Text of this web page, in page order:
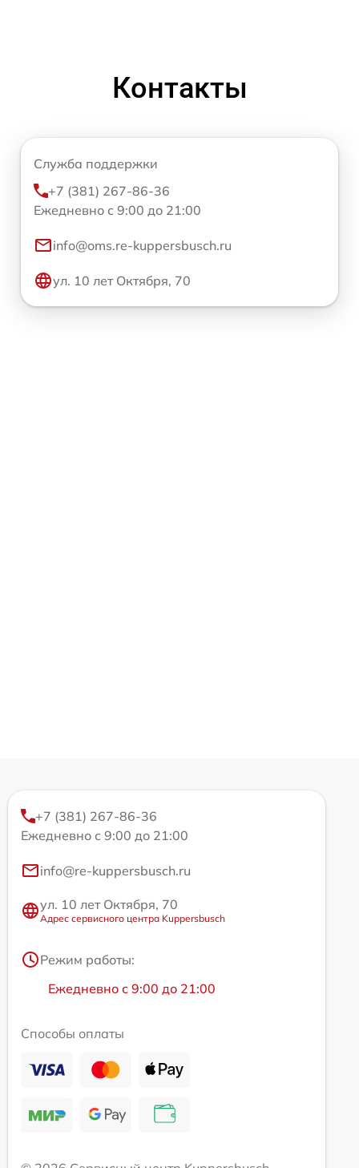
Контакты
Служба поддержки
+7 (381) 267-86-36
Ежедневно с 9:00 до 21:00
info@oms.re-kuppersbusch.ru
ул. 10 лет Октября, 70
+7 (381) 267-86-36
Ежедневно с 9:00 до 21:00
info@re-kuppersbusch.ru
ул. 10 лет Октября, 70
Адрес сервисного центра Kuppersbusch
Режим работы:
Ежедневно с 9:00 до 21:00
Способы оплаты